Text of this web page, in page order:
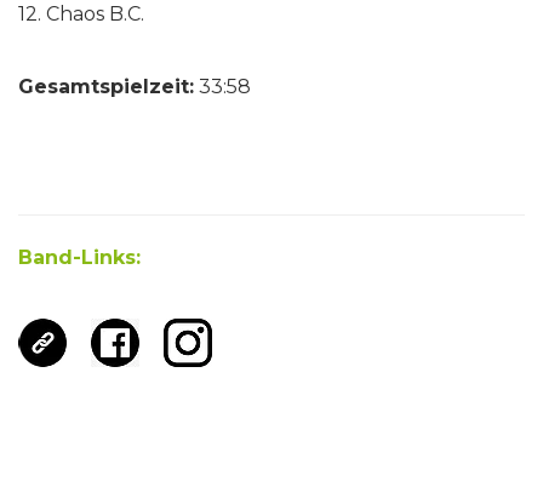
12. Chaos B.C.
Gesamtspielzeit: 33:58
Band-Links: